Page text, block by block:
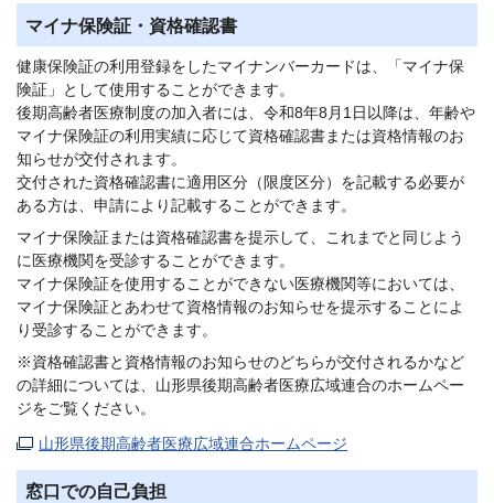
マイナ保険証・資格確認書
健康保険証の利用登録をしたマイナンバーカードは、「マイナ保
険証」として使用することができます。
後期高齢者医療制度の加入者には、令和8年8月1日以降は、年齢や
マイナ保険証の利用実績に応じて資格確認書または資格情報のお
知らせが交付されます。
交付された資格確認書に適用区分（限度区分）を記載する必要が
ある方は、申請により記載することができます。
マイナ保険証または資格確認書を提示して、これまでと同じよう
に医療機関を受診することができます。
マイナ保険証を使用することができない医療機関等においては、
マイナ保険証とあわせて資格情報のお知らせを提示することによ
り受診することができます。
※資格確認書と資格情報のお知らせのどちらが交付されるかなど
の詳細については、山形県後期高齢者医療広域連合のホームペー
ジをご覧ください。
山形県後期高齢者医療広域連合ホームページ
窓口での自己負担